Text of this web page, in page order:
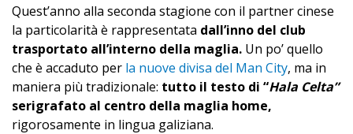
Quest’anno alla seconda stagione con il partner cinese
la particolarità è rappresentata dall’inno del club
trasportato all’interno della maglia. Un po’ quello
che è accaduto per la nuove divisa del Man City, ma in
maniera più tradizionale: tutto il testo di “Hala Celta”
serigrafato al centro della maglia home,
rigorosamente in lingua galiziana.